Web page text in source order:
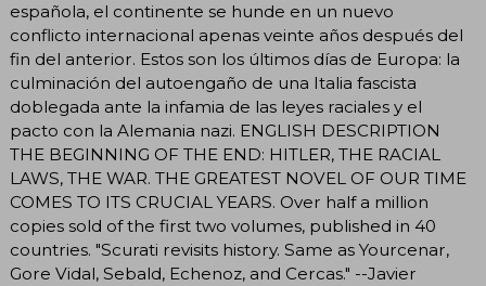
española, el continente se hunde en un nuevo
conflicto internacional apenas veinte años después del
fin del anterior. Estos son los últimos días de Europa: la
culminación del autoengaño de una Italia fascista
doblegada ante la infamia de las leyes raciales y el
pacto con la Alemania nazi. ENGLISH DESCRIPTION
THE BEGINNING OF THE END: HITLER, THE RACIAL
LAWS, THE WAR. THE GREATEST NOVEL OF OUR TIME
COMES TO ITS CRUCIAL YEARS. Over half a million
copies sold of the first two volumes, published in 40
countries. "Scurati revisits history. Same as Yourcenar,
Gore Vidal, Sebald, Echenoz, and Cercas." --Javier